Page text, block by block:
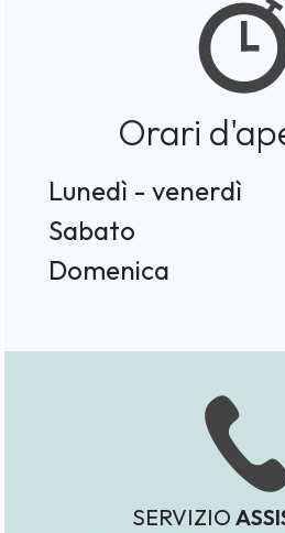
Orari
Lunedì - venerdì
Sabato
Domenica
SERVIZIO